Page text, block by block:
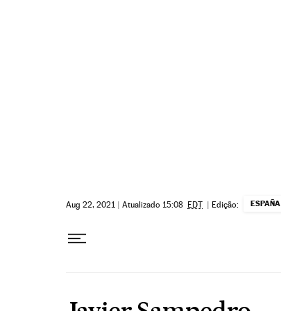
Aug 22, 2021 | Atualizado 15:08 EDT | Edição: ESPAÑA